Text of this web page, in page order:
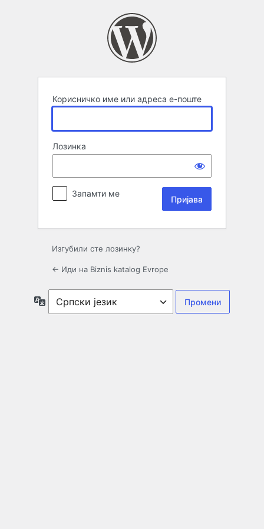
Корисничко име или адреса е-поште
Лозинка
Запамти ме
Изгубили сте лозинку?
← Иди на Biznis katalog Evrope
Језик